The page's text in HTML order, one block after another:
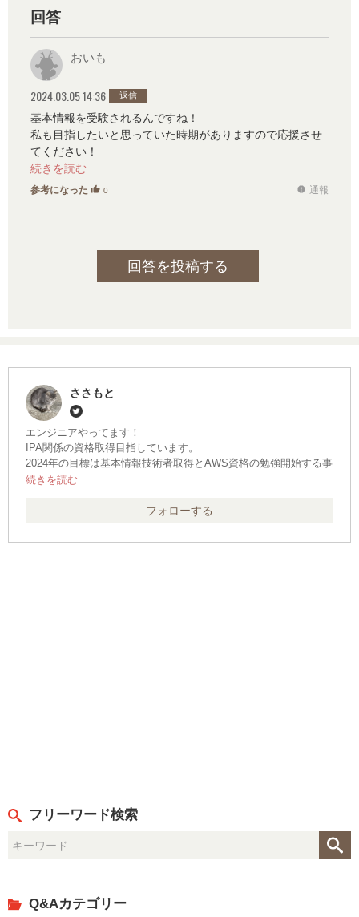
回答
おいも
2024.03.05 14:36 返信
基本情報を受験されるんですね！
私も目指したいと思っていた時期がありますので応援させ
てください！
こちらのサイトで体験談を投稿されている方もいらっしゃ
るのでもうご覧かもしれませんが参考までに。
https://jpsk.jp/examinations/fe.html
参考になった thumb_up 0 report 通報
回答を投稿する
ささもと
エンジニアやってます！
IPA関係の資格取得目指しています。
2024年の目標は基本情報技術者取得とAWS資格の勉強開始する事
です。
保持資格:
フォローする
フリーワード検索
Q&Aカテゴリー